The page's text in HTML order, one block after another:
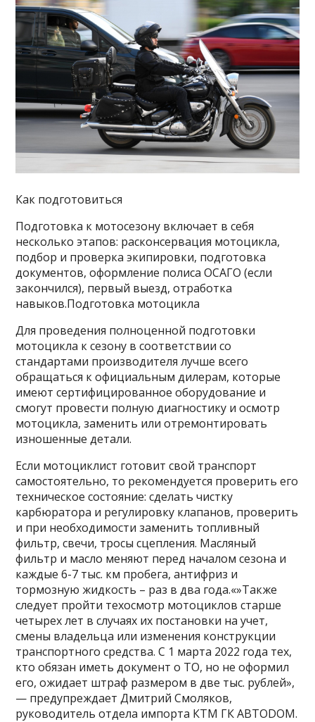
Как подготовиться
Подготовка к мотосезону включает в себя
несколько этапов: расконсервация мотоцикла,
подбор и проверка экипировки, подготовка
документов, оформление полиса ОСАГО (если
закончился), первый выезд, отработка
навыков.Подготовка мотоцикла
Для проведения полноценной подготовки
мотоцикла к сезону в соответствии со
стандартами производителя лучше всего
обращаться к официальным дилерам, которые
имеют сертифицированное оборудование и
смогут провести полную диагностику и осмотр
мотоцикла, заменить или отремонтировать
изношенные детали.
Если мотоциклист готовит свой транспорт
самостоятельно, то рекомендуется проверить его
техническое состояние: сделать чистку
карбюратора и регулировку клапанов, проверить
и при необходимости заменить топливный
фильтр, свечи, тросы сцепления. Масляный
фильтр и масло меняют перед началом сезона и
каждые 6-7 тыс. км пробега, антифриз и
тормозную жидкость – раз в два года.«»Также
следует пройти техосмотр мотоциклов старше
четырех лет в случаях их постановки на учет,
смены владельца или изменения конструкции
транспортного средства. С 1 марта 2022 года тех,
кто обязан иметь документ о ТО, но не оформил
его, ожидает штраф размером в две тыс. рублей»,
— предупреждает Дмитрий Смоляков,
руководитель отдела импорта КТМ ГК АВТОDОМ.